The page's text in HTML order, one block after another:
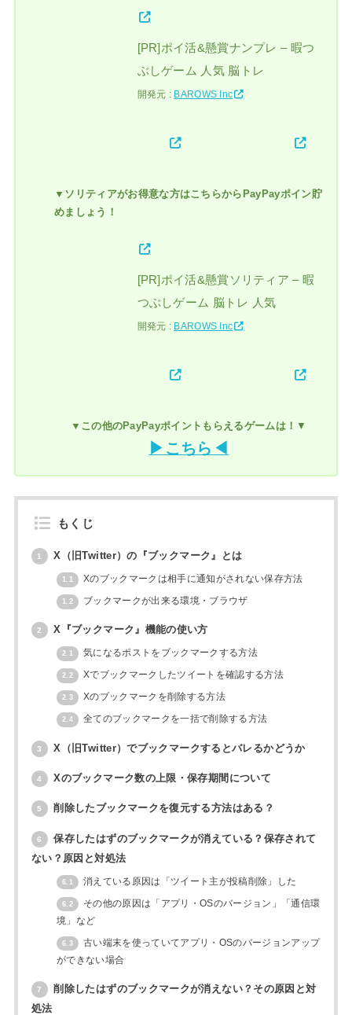
[PR]ポイ活&懸賞ナンプレ – 暇つ
ぶしゲーム 人気 脳トレ
開発元 : BAROWS Inc
▼ソリティアがお得意な方はこちらからPayPayポイン貯
めましょう！
[PR]ポイ活&懸賞ソリティア – 暇
つぶしゲーム 脳トレ 人気
開発元 : BAROWS Inc
▼この他のPayPayポイントもらえるゲームは！ ▼
▶こちら◀
もくじ
1 X（旧Twitter）の『ブックマーク』とは
1.1 Xのブックマークは相手に通知がされない保存方法
1.2 ブックマークが出来る環境・ブラウザ
2 X『ブックマーク』機能の使い方
2.1 気になるポストをブックマークする方法
2.2 Xでブックマークしたツイートを確認する方法
2.3 Xのブックマークを削除する方法
2.4 全てのブックマークを一括で削除する方法
3 X（旧Twitter）でブックマークするとバレるかどうか
4 Xのブックマーク数の上限・保存期間について
5 削除したブックマークを復元する方法はある？
6
保存したはずのブックマークが消えている？保存されて
ない？原因と対処法
6.1 消えている原因は「ツイート主が投稿削除」した
6.2
その他の原因は「アプリ・OSのバージョン」「通信環
境」など
6.3
古い端末を使っていてアプリ・OSのバージョンアップ
ができない場合
7
削除したはずのブックマークが消えない？その原因と対
処法